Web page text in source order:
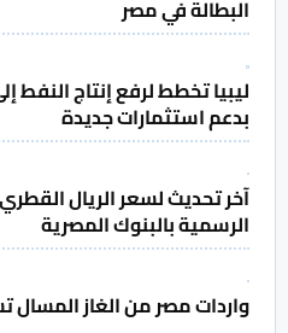
البطالة في مصر
ليبيا تخطط لرفع إنتاج النفط
بدعم استثمارات جديدة
آخر تحديث لسعر الريال
الرسمية بالبنوك المصرية
واردات مصر من الغاز